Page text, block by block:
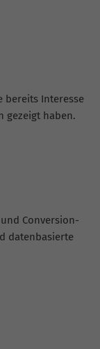
bereits Interesse
gezeigt haben.
Conversion-
datenbasierte